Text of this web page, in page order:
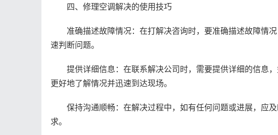
四、修理空调解决的使用技巧
准确描述故障情况：在打解决咨询时，要准确描述故障情况
速判断问题。
提供详细信息：在联系解决公司时，需要提供详细的信息，
更好地了解情况并迅速到达现场。
保持沟通顺畅：在解决过程中，如有任何问题或进展，应及
求。